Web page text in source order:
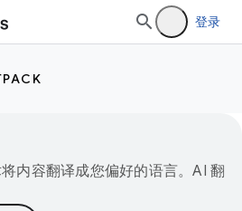
登录
内容翻译成您偏好的语言。AI 翻